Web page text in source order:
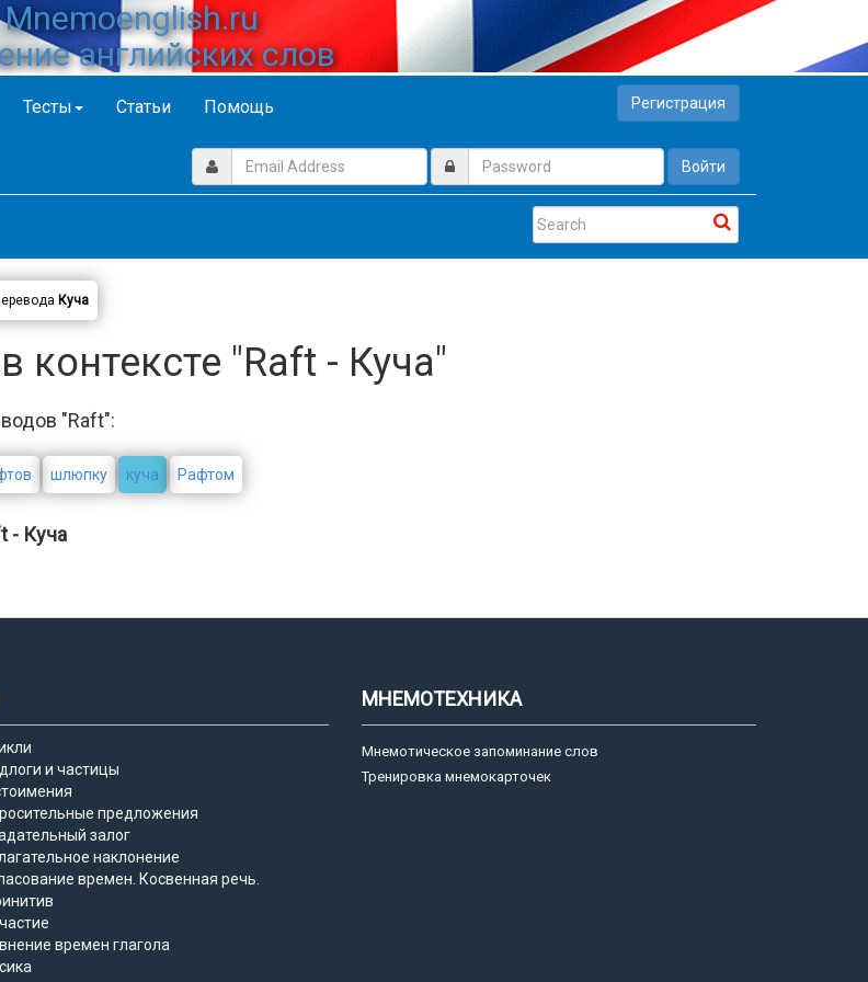
Mnemoenglish.ru
английских слов
Тесты Статьи Помощь Регистрация
Войти
Куча
контексте "Raft - Куча"
"Raft":
шлюпку куча Рафтом
- Куча
и частицы
предложения
залог
наклонение
времен. Косвенная речь.
времен глагола
МНЕМОТЕХНИКА
Мнемотическое запоминание слов
Тренировка мнемокарточек